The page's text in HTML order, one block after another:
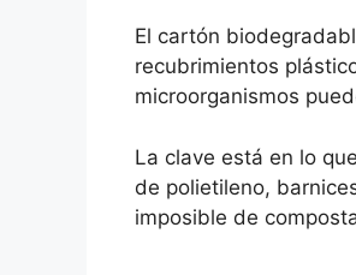
El cartón
recubrimientos
microorganismos
La clave está en lo
de polietileno,
imposible de